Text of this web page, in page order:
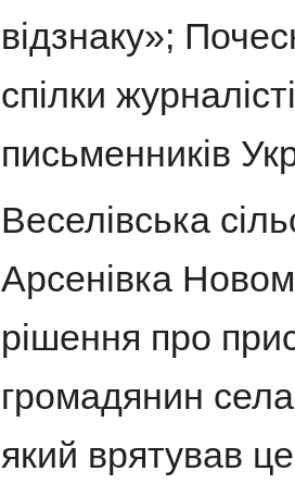
відзнаку»;
спілки
письменників
Веселівська
Арсенівка
рішення про
громадянин
який врятував